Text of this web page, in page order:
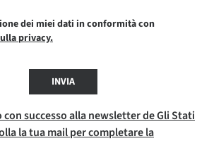
dei miei dati in conformità con
privacy.
INVIA
successo alla newsletter de Gli Stati
la tua mail per completare la